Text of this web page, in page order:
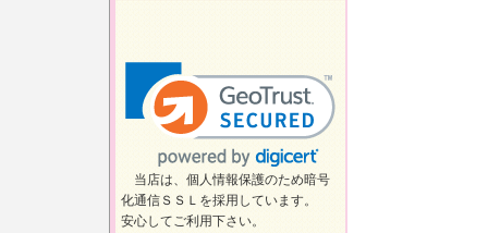
当店は、個人情報保護のため暗号
化通信ＳＳＬを採用しています。
安心してご利用下さい。